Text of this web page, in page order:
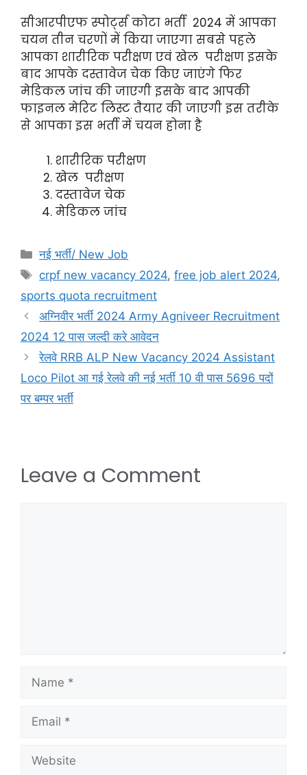
सीआरपीएफ स्पोर्ट्स कोटा भर्ती 2024 में आपका
चयन तीन चरणों में किया जाएगा सबसे पहले
आपका शारीरिक परीक्षण एवं खेल परीक्षण इसके
बाद आपके दस्तावेज चेक किए जाएंगे फिर
मेडिकल जांच की जाएगी इसके बाद आपकी
फाइनल मेरिट लिस्ट तैयार की जाएगी इस तरीके
से आपका इस भर्ती में चयन होना है
शारीरिक परीक्षण
खेल परीक्षण
दस्तावेज चेक
मेडिकल जांच
नई भर्ती/ New Job
crpf new vacancy 2024,free job alert 2024,
sports quota recruitment
अग्निवीर भर्ती 2024 Army Agniveer Recruitment
2024 12 पास जल्दी करे आवेदन
रेलवे RRB ALP New Vacancy 2024 Assistant
Loco Pilot आ गई रेलवे की नई भर्ती 10 वी पास 5696 पदों
पर बम्पर भर्ती
Leave a Comment